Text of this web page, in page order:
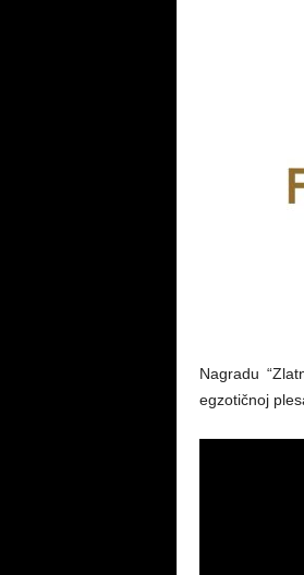
Nagradu
egzotičnoj